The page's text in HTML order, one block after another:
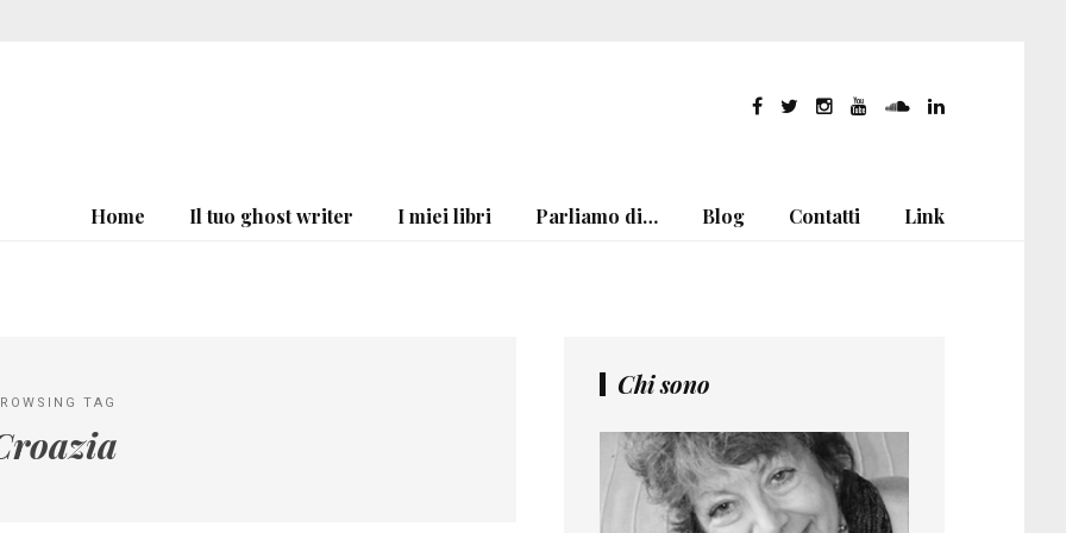
Home Il tuo ghost writer I miei libri Parliamo di… Blog Contatti Link
TAG
Chi sono